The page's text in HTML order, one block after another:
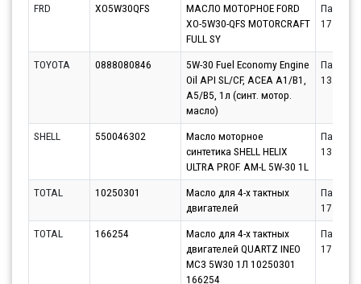
FRD XO5W30QFS
МАСЛО МОТОРНОЕ FORD
XO-5W30-QFS MOTORCRAFT
FULL SY
Партнёр
TOYOTA 0888080846
5W-30 Fuel Economy Engine
Oil API SL/CF, ACEA A1/B1,
A5/B5, 1л (синт. мотор.
масло)
Партнёр
SHELL 550046302
Масло моторное
синтетика SHELL HELIX
ULTRA PROF. AM-L 5W-30 1L
Партнёр
TOTAL 10250301
Масло для 4-х тактных
двигателей
Партнёр
TOTAL
166254
Масло для 4-х тактных
двигателей QUARTZ INEO
MC3 5W30 1Л 10250301
166254
Партнёр